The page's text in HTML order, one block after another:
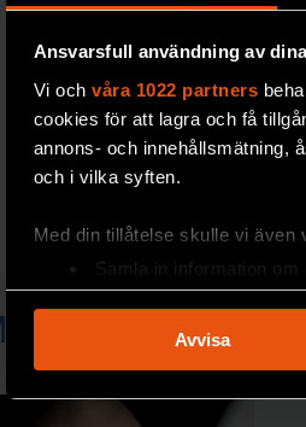
Ansvarsfull användning av
Vi och våra 1022 partners
cookies för att lagra och få
annons- och innehållsmätning,
och i vilka syften.
Med din tillåtelse skulle vi även
Samla in information
Identifiera din enhet
Ta reda på mer om hur dina
Vi använder
Avvisa